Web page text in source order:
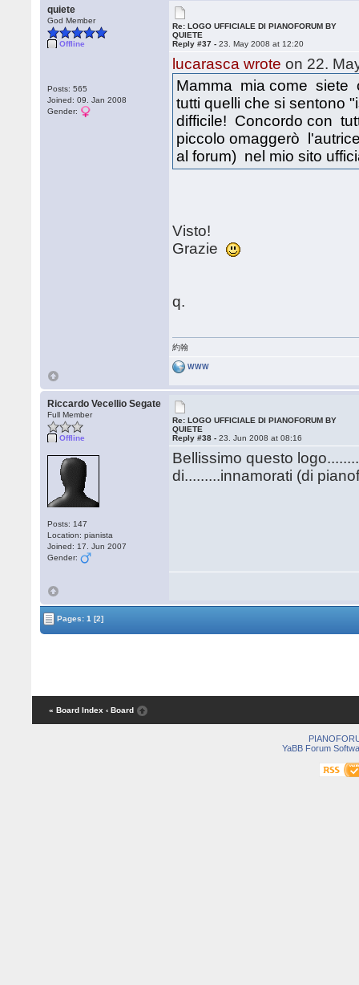
quiete
God Member
Offline
Posts: 565
Joined: 09. Jan 2008
Gender:
Re: LOGO UFFICIALE DI PIANOFORUM BY
QUIETE
Reply #37 -23. May 2008 at 12:20
lucarasca wrote on 22.
Mamma mia come siete
tutti quelli che si
difficile! Concordo con
piccolo omaggerò
al forum) nel mio sito
Visto!
Grazie
q.
約翰
WWW
Riccardo Vecellio Segate
Full Member
Offline
Posts: 147
Location: pianista
Joined: 17. Jun 2007
Gender:
Re: LOGO UFFICIALE DI PIANOFORUM BY
QUIETE
Reply #38 -23. Jun 2008 at 08:16
Bellissimo questo
di.........innamorati (di
Pages:1 [2]
« Board Index ‹ Board
YaBB Forum